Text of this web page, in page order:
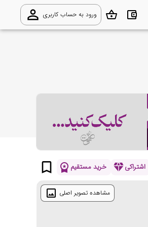
person_outline ورود به حساب کاربری shopping_basket account_balance_wallet
اشتراکیdiamond خرید مستقیم workspace_premium
bookmark_border
مشاهده تصویر اصلی image